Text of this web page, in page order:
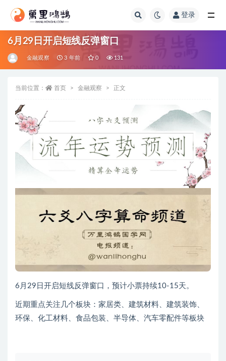
登录
6月29日开启短线反弹窗口
金融观察 3 年前 0 131
当前位置： 首页 金融观察 正文
6月29日开启短线反弹窗口，预计小票持续10-15天。
近期重点关注几个板块：家居类、建筑材料、建筑装饰、
环保、化工材料、食品包装、半导体、汽车零配件等板块